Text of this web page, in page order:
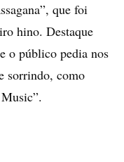
que foi
hino. Destaque
o público pedia nos
sorrindo, como